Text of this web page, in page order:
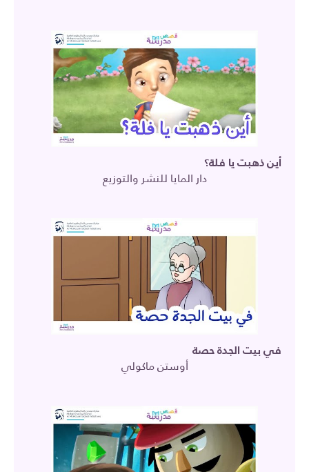
أين ذهبت يا فلة؟
دار المايا للنشر والتوزيع
في بيت الجدة حصة
أوستن ماكولي